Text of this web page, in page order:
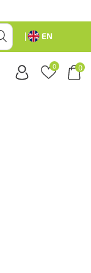
EN
0 0